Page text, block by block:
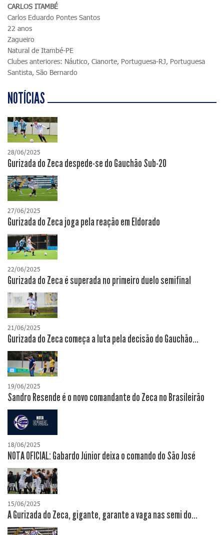
CARLOS ITAMBÉ
Carlos Eduardo Pontes Santos
22 anos
Zagueiro
Natural de Itambé-PE
Clubes anteriores: Náutico, Cianorte, Portuguesa-RJ, Portuguesa
Santista, São Bernardo
NOTÍCIAS
28/06/2025
Gurizada do Zeca despede-se do Gauchão Sub-20
27/06/2025
Gurizada do Zeca joga pela reação em Eldorado
22/06/2025
Gurizada do Zeca é superada no primeiro duelo semifinal
21/06/2025
Gurizada do Zeca começa a luta pela decisão do Gauchão...
19/06/2025
Sandro Resende é o novo comandante do Zeca no Brasileirão
18/06/2025
NOTA OFICIAL: Gabardo Júnior deixa o comando do São José
15/06/2025
A Gurizada do Zeca, gigante, garante a vaga nas semi do...